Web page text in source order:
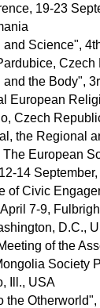
19-23
Science",
Czech
the Body",
European
Czech
the Regional
European
14
of Civic
7-9,
D.C.,
of the
Society
Ill., USA
the